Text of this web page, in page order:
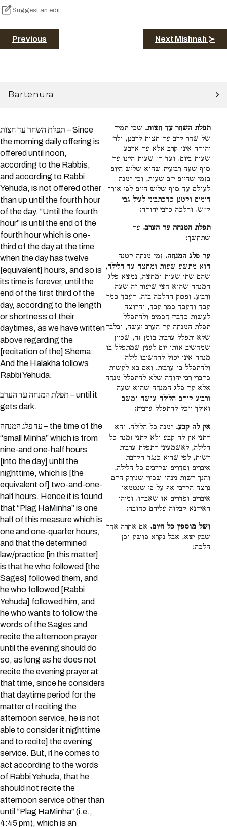
Suggest an edit
Previous Next Mishnah ≻
Bartenura
תפלת השחר עד חצות – Since
the morning daily offering is
offered until noon,
according to the Rabbis,
and according to Rabbi
Yehuda, is not offered other
than up until the fourth hour
of the day. “Until the fourth
hour” is until the end of the
fourth hour which is one-
third of the day at the time
when the day has twelve
[equivalent] hours, and so is
its time is forever, until the
end of the first third of the
day, according to the length
or shortness of their
daytimes, as we have written
above regarding the
[recitation of the] Shema.
And the Halakha follows
Rabbi Yehuda.
תפלת המנחה עד הערב – until it
gets dark.
עד פלג המנחה – the time of the
“small Minha” which is from
nine-and one-half hours
[into the day] until the
nighttime, which is [the
equivalent of] two-and-one-
half hours. Hence it is found
that “Plag HaMinha” is one
half of this measure which is
one and one-quarter hours,
and that the determined
law/practice [in this matter]
is that he who followed [the
Sages] followed them, and
he who followed [Rabbi
Yehuda] followed him, and
he who wants to follow the
words of the Sages and
recite the afternoon prayer
until the evening should do
so, as long as he does not
recite the evening prayer at
that time, since he considers
that daytime period for the
matter of reciting the
afternoon service, he is not
able to consider it nighttime
and to recite] the evening
service. But, if he comes to
act according to the words
of Rabbi Yehuda, that he
should not recite the
afternoon service other than
until “Plag HaMinha” (i.e.,
4:45 pm), which is an
תפלת השחר עד חצות. שכן תמיד
של שחר קרב עד חצות לרבנן, ולר׳
יהודה אינו קרב אלא עד ארבע
שעות ביום. ועד ד׳ שעות היינו עד
סוף שעה רביעית שהוא שליש היום
בזמן שהיום י״ב שעות, וכן זמנה
לעולם עד סוף שליש היום לפי אורך
הימים וקטנן כדכתבינן לעיל גבי
ק״ש. והלכה כרבי יהודה:
תפלת המנחה עד הערב. עד
שתחשך:
עד פלג המנחה. זמן מנחה קטנה
הוא מתשע שעות ומחצה עד הלילה,
שהם שתי שעות ומחצה, נמצא פלג
המנחה שהוא חצי שיעור זה שעה
ורביע. ופסק ההלכה בזה, דעבד כמר
עבד ודעבד כמר עבד, והרוצה
לעשות כדברי חכמים ולהתפלל
תפלת המנחה עד הערב יעשה, ובלבד
שלא יתפלל ערבית בזמן זה, שכיון
שמחשיב אותו יום לענין שמתפלל בו
מנחה אינו יכול להחשיבו לילה
ולהתפלל בו ערבית. ואם בא לעשות
כדברי רבי יהודה שלא להתפלל מנחה
אלא עד פלג המנחה שהוא שעה
ורביע קודם הלילה עושה ומשם
ואילך יוכל להתפלל ערבית:
אין לה קבע. זמנה כל הלילה. והא
דתני אין לה קבע ולא קתני זמנה כל
הלילה, לאשמעינן דתפלת ערבית
רשות, לפי שהיא כנגד הקרבת
איברים ופדרים שקרבים כל הלילה,
והנך רשות נינהו שכיון שנזרק הדם
נרצה הקרבן אף על פי שנטמאו
איברים ופדרים או שאבדו. ומיהו
האידנא קבלוה עליהם כחובה:
ושל מוספין כל היום. אם אחרה אחר
שבע יצא, אבל נקרא פושע וכן
הלכה: